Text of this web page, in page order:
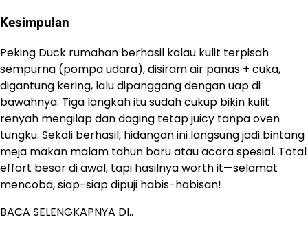
Kesimpulan
Peking Duck rumahan berhasil kalau kulit terpisah
sempurna (pompa udara), disiram air panas + cuka,
digantung kering, lalu dipanggang dengan uap di
bawahnya. Tiga langkah itu sudah cukup bikin kulit
renyah mengilap dan daging tetap juicy tanpa oven
tungku. Sekali berhasil, hidangan ini langsung jadi bintang
meja makan malam tahun baru atau acara spesial. Total
effort besar di awal, tapi hasilnya worth it—selamat
mencoba, siap-siap dipuji habis-habisan!
BACA SELENGKAPNYA DI..